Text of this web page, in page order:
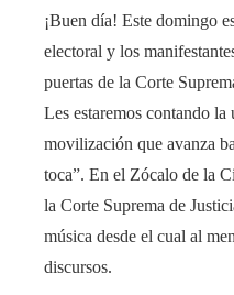
¡Buen día! Este domingo
electoral y los
puertas de la Corte
Les estaremos contando la
movilización que avanza
toca”. En el Zócalo de la
la Corte Suprema de
música desde el cual al
discursos.